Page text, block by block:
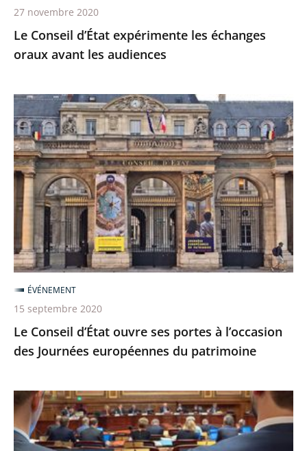
Le Conseil d’État expérimente les échanges
oraux avant les audiences
27 novembre 2020
Le
Conseil
d’État
ouvre
ses
portes
à
l’occasion
des
Journées
européennes
du
patrimoine
Le Conseil d’État ouvre ses portes à l’occasion
des Journées européennes du patrimoine
ÉVÉNEMENT
15 septembre 2020
Faire
de
l’évaluation